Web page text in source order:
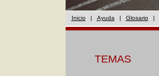
Inicio | Ayuda | Glosario |
TEMAS